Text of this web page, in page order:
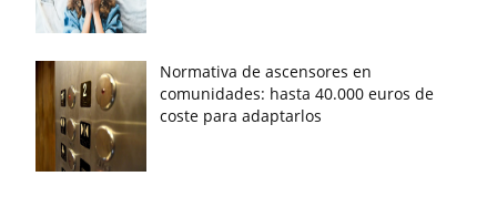
Normativa de ascensores en
comunidades: hasta 40.000 euros de
coste para adaptarlos